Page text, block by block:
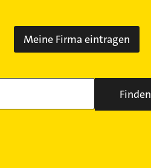
Meine Firma eintragen
Finden